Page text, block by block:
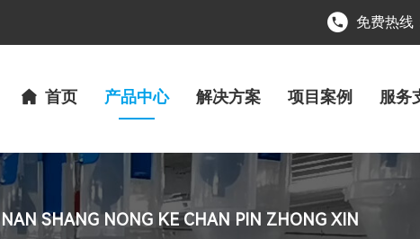
免费热线
首页 产品中心 解决方案 项目案例 服务
NAN SHANG NONG KE CHAN PIN ZHONG XIN